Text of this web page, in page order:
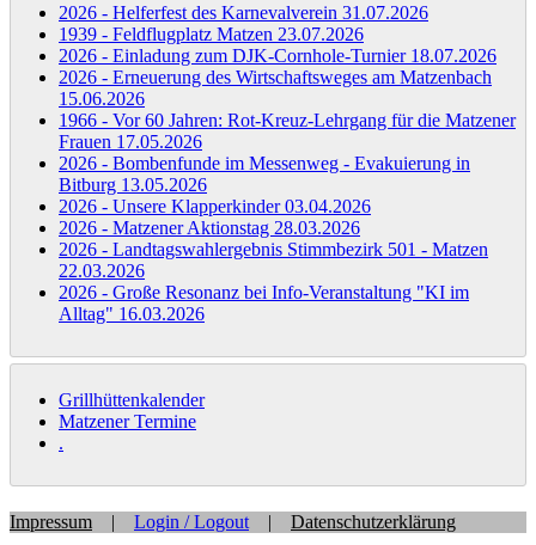
2026 - Helferfest des Karnevalverein 31.07.2026
1939 - Feldflugplatz Matzen 23.07.2026
2026 - Einladung zum DJK-Cornhole-Turnier 18.07.2026
2026 - Erneuerung des Wirtschaftsweges am Matzenbach
15.06.2026
1966 - Vor 60 Jahren: Rot-Kreuz-Lehrgang für die Matzener
Frauen 17.05.2026
2026 - Bombenfunde im Messenweg - Evakuierung in
Bitburg 13.05.2026
2026 - Unsere Klapperkinder03.04.2026
2026 - Matzener Aktionstag 28.03.2026
2026 - Landtagswahlergebnis Stimmbezirk 501 - Matzen
22.03.2026
2026 - Große Resonanz bei Info-Veranstaltung "KI im
Alltag" 16.03.2026
Grillhüttenkalender
Matzener Termine
.
Impressum | Login / Logout | Datenschutzerklärung